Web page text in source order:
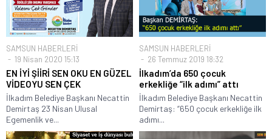
SAMSUN HABERLERİ
19 Nisan 2020 15:13
EN İYİ ŞİİRİ SEN OKU EN GÜZEL
VİDEOYU SEN ÇEK
İlkadım Belediye Başkanı Necattin
Demirtaş 23 Nisan Ulusal
Egemenlik ve...
SAMSUN HABERLERİ
26 Temmuz 2019 18:32
İlkadım’da 650 çocuk
erkekliğe “ilk adımı” attı
İlkadım Belediye Başkanı Necattin
Demirtaş: “650 çocuk erkekliğe ilk
adımı...